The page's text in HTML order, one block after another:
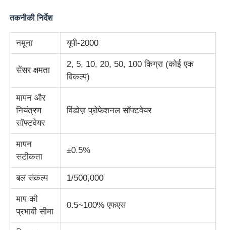
हमसे संपर्क करें
एक बोली का अनुरोध
प्रयोगशाला परीक्षण उपकरण
पर्यावरण परीक्षण कक्ष
सार्वभौमिक परीक्षण मशीन
तकनीकी निर्देश
नमूना यूपी-2000
सेंसर क्षमता
2, 5, 10, 20, 50, 100 किग्रा (कोई एक
विकल्प)
मापन और
नियंत्रण
सॉफ्टवेयर
विंडोज़ प्रोफेशनल सॉफ्टवेयर
मापन
सटीकता
±0.5%
बल संकल्प 1/500,000
माप की
प्रभावी सीमा
0.5~100% एफएस